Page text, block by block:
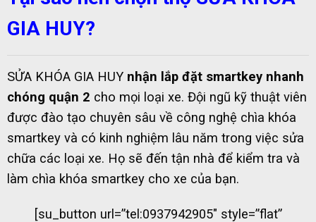
GIA HUY?
SỬA KHÓA GIA HUY nhận lắp đặt smartkey nhanh
chóng quận 2 cho mọi loại xe. Đội ngũ kỹ thuật viên
được đào tạo chuyên sâu về công nghệ chìa khóa
smartkey và có kinh nghiệm lâu năm trong việc sửa
chữa các loại xe. Họ sẽ đến tận nhà để kiểm tra và
làm chìa khóa smartkey cho xe của bạn.
[su_button url=”tel:0937942905″ style=”flat”